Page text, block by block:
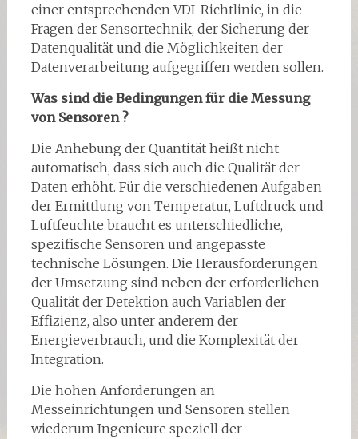
einer entsprechenden VDI-Richtlinie, in die
Fragen der Sensortechnik, der Sicherung der
Datenqualität und die Möglichkeiten der
Datenverarbeitung aufgegriffen werden sollen.
Was sind die Bedingungen für die Messung
von Sensoren ?
Die Anhebung der Quantität heißt nicht
automatisch, dass sich auch die Qualität der
Daten erhöht. Für die verschiedenen Aufgaben
der Ermittlung von Temperatur, Luftdruck und
Luftfeuchte braucht es unterschiedliche,
spezifische Sensoren und angepasste
technische Lösungen. Die Herausforderungen
der Umsetzung sind neben der erforderlichen
Qualität der Detektion auch Variablen der
Effizienz, also unter anderem der
Energieverbrauch, und die Komplexität der
Integration.
Die hohen Anforderungen an
Messeinrichtungen und Sensoren stellen
wiederum Ingenieure speziell der